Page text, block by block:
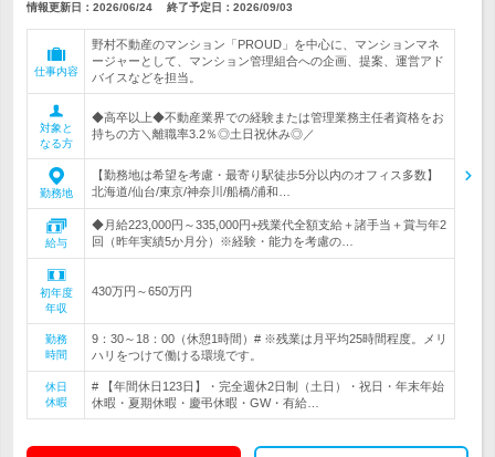
情報更新日：2026/06/24 終了予定日： 2026/09/03
仕事内容
野村不動産のマンション「PROUD」を中心に、マンションマネ
ージャーとして、マンション管理組合への企画、提案、運営アド
バイスなどを担当。
対象と
なる方
◆高卒以上◆不動産業界での経験または管理業務主任者資格をお
持ちの方＼離職率3.2％◎土日祝休み◎／
勤務地
【勤務地は希望を考慮・最寄り駅徒歩5分以内のオフィス多数】
北海道/仙台/東京/神奈川/船橋/浦和…
給与
◆月給223,000円～335,000円+残業代全額支給＋諸手当＋賞与年2
回（昨年実績5か月分）※経験・能力を考慮の…
初年度
年収
430万円～650万円
勤務
時間
9：30～18：00（休憩1時間）# ※残業は月平均25時間程度。メリ
ハリをつけて働ける環境です。
休日
休暇
# 【年間休日123日】・完全週休2日制（土日）・祝日・年末年始
休暇・夏期休暇・慶弔休暇・GW・有給…